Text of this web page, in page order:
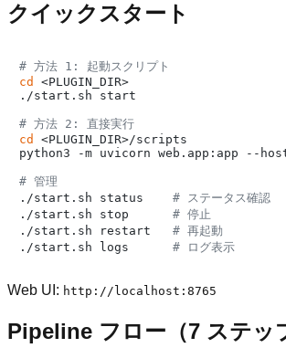
クイックスタート
# 方法 1: 起動スクリプト
cd
<PLUGIN_DIR>
./start.sh start
# 方法 2: 直接実行
cd
<PLUGIN_DIR>/scripts
python3 -m uvicorn web.app:app --
# 管理
./start.sh status # ステータス確認
./start.sh stop # 停止
./start.sh restart # 再起動
./start.sh logs # ログ表示
Web UI: http://localhost:8765
Pipeline フロー（7 ステッ